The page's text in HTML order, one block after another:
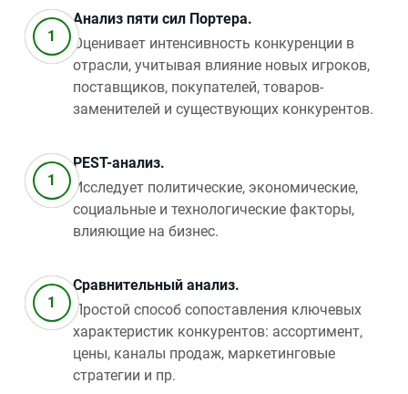
Анализ пяти сил Портера.
Оценивает интенсивность конкуренции в
отрасли, учитывая влияние новых игроков,
поставщиков, покупателей, товаров-
заменителей и существующих конкурентов.
PEST-анализ.
Исследует политические, экономические,
социальные и технологические факторы,
влияющие на бизнес.
Сравнительный анализ.
Простой способ сопоставления ключевых
характеристик конкурентов: ассортимент,
цены, каналы продаж, маркетинговые
стратегии и пр.